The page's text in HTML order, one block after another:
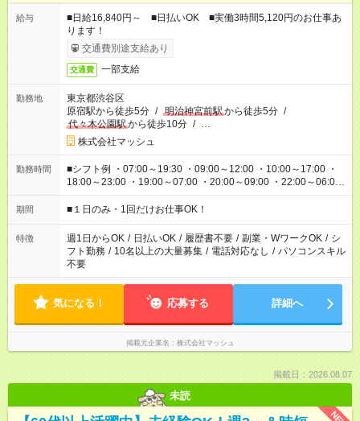
給与
■日給16,840円～ ■日払いOK ■実働3時間5,120円のお仕事あ
ります！
交通費別途支給あり
交通費 一部支給
勤務地
東京都渋谷区
原宿駅から徒歩5分 / 明治神宮前駅から徒歩5分 /
代々木公園駅から徒歩10分 / …
株式会社マッシュ
勤務時間
■シフト例 ・07:00～19:30 ・09:00～12:00 ・10:00～17:00 ・
18:00～23:00 ・19:00～07:00 ・20:00～09:00 ・22:00～06:00
etc ★最短で3時間で5,120円のお仕事から 15時間で2万円近く稼
げるお仕事も！ ご希望のお時間に合わせてご紹介！ ※シフトは
ください！
期間 ■１日のみ・1回だけお仕事OK！
特徴 週1日からOK / 日払いOK / 履歴書不要 / 副業・WワークOK / シ
フト勤務 / 10名以上の大量募集 / 電話対応なし / パソコンスキル
不要
気になる！ 応募する 詳細へ
掲載元企業名 株式会社マッシュ
掲載日：2026.08.07
未読